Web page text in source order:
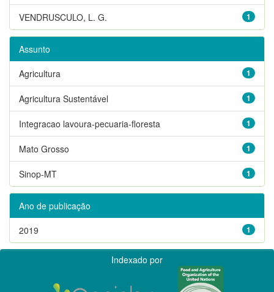
1
VENDRUSCULO, L. G.
Assunto
1
Agricultura
1
Agricultura Sustentável
1
Integracao lavoura-pecuaria-floresta
1
Mato Grosso
1
Sinop-MT
Ano de publicação
1
2019
Indexado por